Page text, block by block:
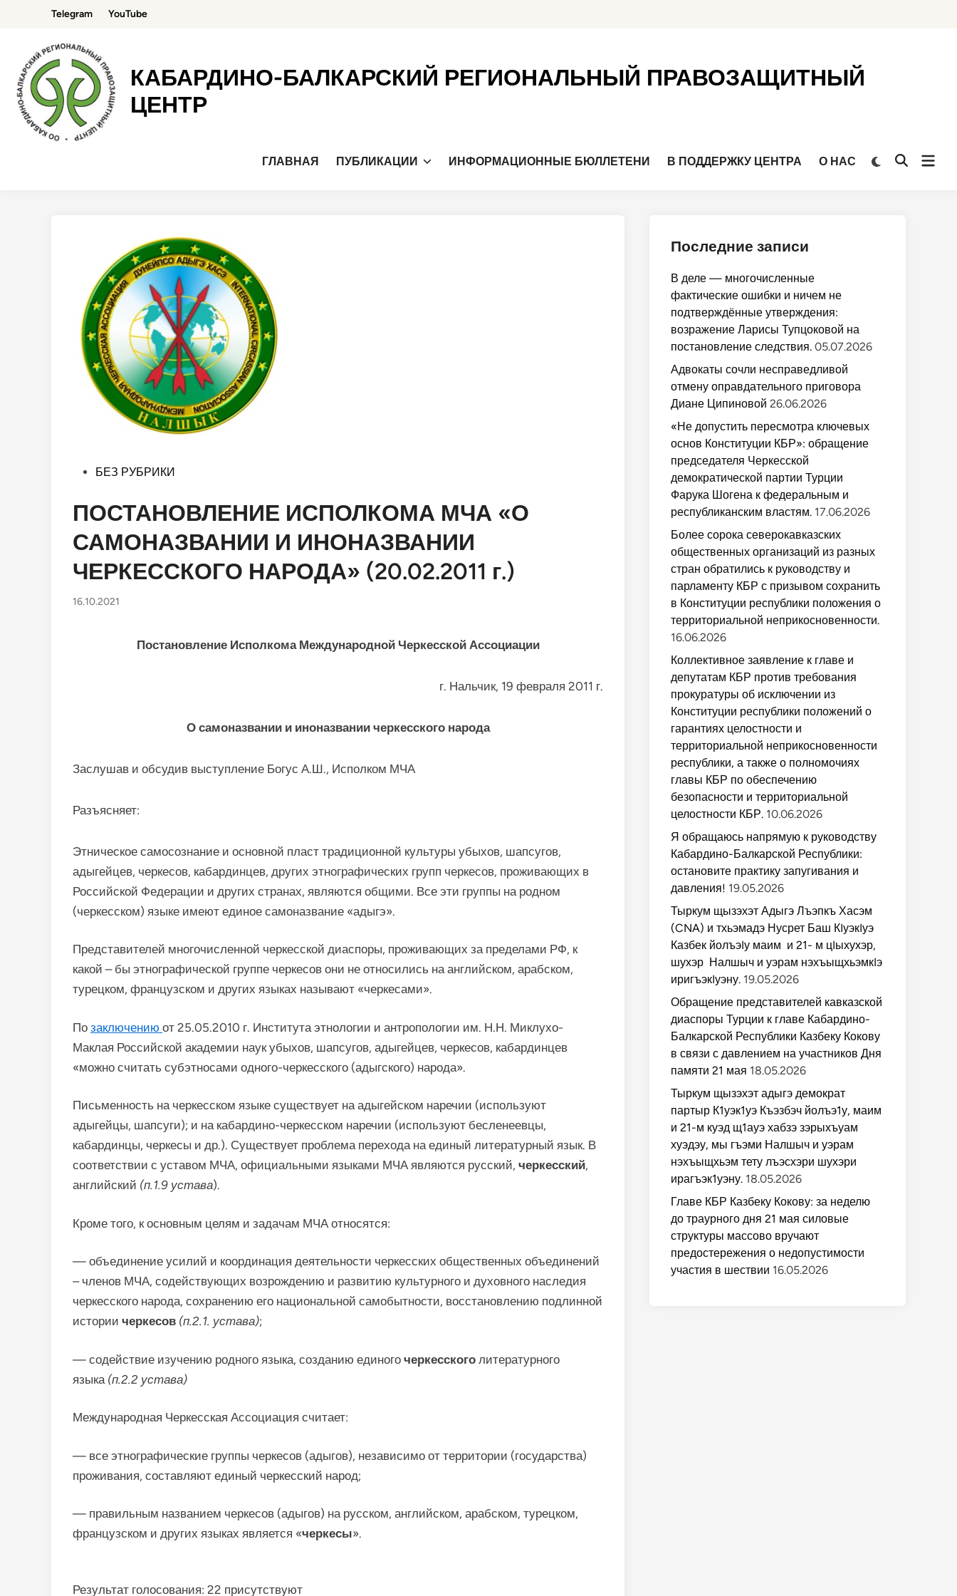
содержимому
Telegram YouTube
КАБАРДИНО-БАЛКАРСКИЙ РЕГИОНАЛЬНЫЙ ПРАВОЗАЩИТНЫЙ
ЦЕНТР
ГЛАВНАЯ ПУБЛИКАЦИИ ИНФОРМАЦИОННЫЕ БЮЛЛЕТЕНИ В ПОДДЕРЖКУ ЦЕНТРА О НАС
Переключить
Открыть
Опубликовано
БЕЗ РУБРИКИ
ПОСТАНОВЛЕНИЕ ИСПОЛКОМА МЧА «О
САМОНАЗВАНИИ И ИНОНАЗВАНИИ
ЧЕРКЕССКОГО НАРОДА» (20.02.2011 г.)
16.10.2021
Постановление Исполкома Международной Черкесской Ассоциации
г. Нальчик, 19 февраля 2011 г.
О самоназвании и иноназвании черкесского народа
Заслушав и обсудив выступление Богус А.Ш., Исполком МЧА
Разъясняет:
Этническое самосознание и основной пласт традиционной культуры убыхов, шапсугов,
адыгейцев, черкесов, кабардинцев, других этнографических групп черкесов, проживающих в
Российской Федерации и других странах, являются общими. Все эти группы на родном
(черкесском) языке имеют единое самоназвание «адыгэ».
Представителей многочисленной черкесской диаспоры, проживающих за пределами РФ, к
какой – бы этнографической группе черкесов они не относились на английском, арабском,
турецком, французском и других языках называют «черкесами».
По заключению от 25.05.2010 г. Института этнологии и антропологии им. Н.Н. Миклухо-
Маклая Российской академии наук убыхов, шапсугов, адыгейцев, черкесов, кабардинцев
«можно считать субэтносами одного-черкесского (адыгского) народа».
Письменность на черкесском языке существует на адыгейском наречии (используют
адыгейцы, шапсуги); и на кабардино-черкесском наречии (используют бесленеевцы,
кабардинцы, черкесы и др.). Существует проблема перехода на единый литературный язык. В
соответствии с уставом МЧА, официальными языками МЧА являются русский, черкесский,
английский (п.1.9 устава).
Кроме того, к основным целям и задачам МЧА относятся:
— объединение усилий и координация деятельности черкесских общественных объединений
– членов МЧА, содействующих возрождению и развитию культурного и духовного наследия
черкесского народа, сохранению его национальной самобытности, восстановлению подлинной
истории черкесов (п.2.1. устава);
— содействие изучению родного языка, созданию единого черкесского литературного
языка (п.2.2 устава)
Международная Черкесская Ассоциация считает:
— все этнографические группы черкесов (адыгов), независимо от территории (государства)
проживания, составляют единый черкесский народ;
— правильным названием черкесов (адыгов) на русском, английском, арабском, турецком,
французском и других языках является «черкесы».
Результат голосования: 22 присутствуют
Последние записи
В деле — многочисленные
фактические ошибки и ничем не
подтверждённые утверждения:
возражение Ларисы Тупцоковой на
постановление следствия. 05.07.2026
Адвокаты сочли несправедливой
отмену оправдательного приговора
Диане Ципиновой 26.06.2026
«Не допустить пересмотра ключевых
основ Конституции КБР»: обращение
председателя Черкесской
демократической партии Турции
Фарука Шогена к федеральным и
республиканским властям. 17.06.2026
Более сорока северокавказских
общественных организаций из разных
стран обратились к руководству и
парламенту КБР с призывом сохранить
в Конституции республики положения о
территориальной неприкосновенности.
16.06.2026
Коллективное заявление к главе и
депутатам КБР против требования
прокуратуры об исключении из
Конституции республики положений о
гарантиях целостности и
территориальной неприкосновенности
республики, а также о полномочиях
главы КБР по обеспечению
безопасности и территориальной
целостности КБР. 10.06.2026
Я обращаюсь напрямую к руководству
Кабардино-Балкарской Республики:
остановите практику запугивания и
давления! 19.05.2026
Тыркум щызэхэт Адыгэ Лъэпкъ Хасэм
(CNA) и тхьэмадэ Нусрет Баш КIуэкIуэ
Казбек йолъэIу маим и 21- м цIыхухэр,
шухэр Налшыч и уэрам нэхъыщхьэмкIэ
иригъэкIуэну. 19.05.2026
Обращение представителей кавказской
диаспоры Турции к главе Кабардино-
Балкарской Республики Казбеку Кокову
в связи с давлением на участников Дня
памяти 21 мая 18.05.2026
Тыркум щызэхэт адыгэ демократ
партыр К1уэк1уэ Къэзбэч йолъэ1у, маим
и 21-м куэд щ1ауэ хабзэ зэрыхъуам
хуэдэу, мы гъэми Налшыч и уэрам
нэхъыщхьэм тету лъэсхэри шухэри
ирагъэк1уэну. 18.05.2026
Главе КБР Казбеку Кокову: за неделю
до траурного дня 21 мая силовые
структуры массово вручают
предостережения о недопустимости
участия в шествии 16.05.2026